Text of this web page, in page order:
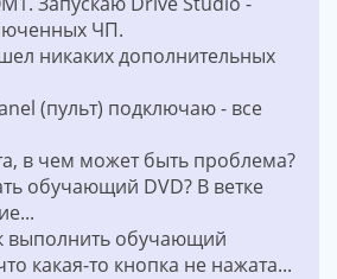
ЧП.
никаких дополнительных
(пульт) подключаю - все
в чем может быть проблема?
обучающий DVD? В ветке
выполнить обучающий
какая-то кнопка не нажата...